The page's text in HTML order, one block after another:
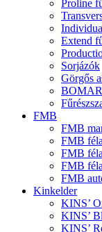
Proline
Extend
Sorjázók
Görgős
FMB
FMB
FMB
FMB
FMB
FMB
Kinkelder
KINS’
KINS’
KINS’